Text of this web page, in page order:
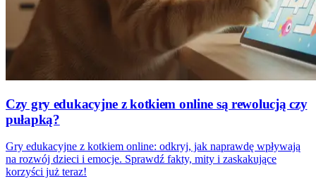
Czy gry edukacyjne z kotkiem online są rewolucją czy
pułapką?
Gry edukacyjne z kotkiem online: odkryj, jak naprawdę wpływają
na rozwój dzieci i emocje. Sprawdź fakty, mity i zaskakujące
korzyści już teraz!